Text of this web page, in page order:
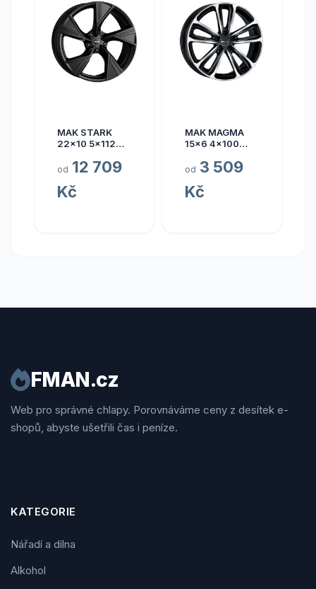
MAK STARK
22x10 5x112
od 12 709
Kč
MAK MAGMA
15x6 4x100
od 3 509
Kč
FMAN.cz
Web pro správné chlapy. Porovnáváme ceny z desítek e-
shopů, abyste ušetřili čas i peníze.
KATEGORIE
Nářadí a dílna
Alkohol